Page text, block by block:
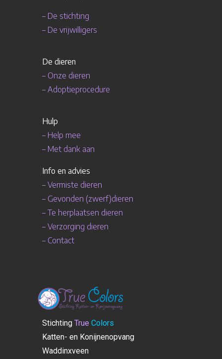
– De stichting
– De vrijwilligers
De dieren
– Onze dieren
–Adoptieprocedure
Hulp
– Help mee
– Met dank aan
Info en advies
–Vermiste dieren
– Gevonden (zwerf)dieren
–Te herplaatsen dieren
–Verzorging dieren
– Contact
Stichting True Colors
Katten- en Konijnenopvang
Waddinxveen